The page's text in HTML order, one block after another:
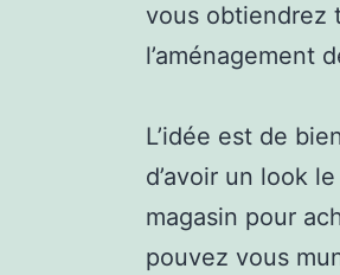
vous obtiendrez
l’aménagement
L’idée est de
d’avoir un look
magasin pour
pouvez vous